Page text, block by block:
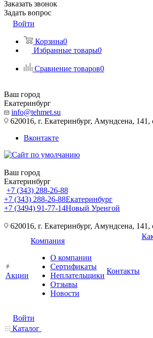
Заказать звонок
Задать вопрос
Войти
Корзина0
Избранные товары0
Сравнение товаров0
Ваш город
Екатеринбург
info@tehmet.su
620016, г. Екатеринбург, Амундсена, 141,
Вконтакте
Ваш город
Екатеринбург
+7 (343) 288-26-88
+7 (343) 288-26-88Екатеринбург
+7 (3494) 91-77-14Новый Уренгой
620016, г. Екатеринбург, Амундсена, 141,
Акции
Компания
О компании
Сертификаты
Неплательщики
Отзывы
Новости
Контакты
Войти
Каталог